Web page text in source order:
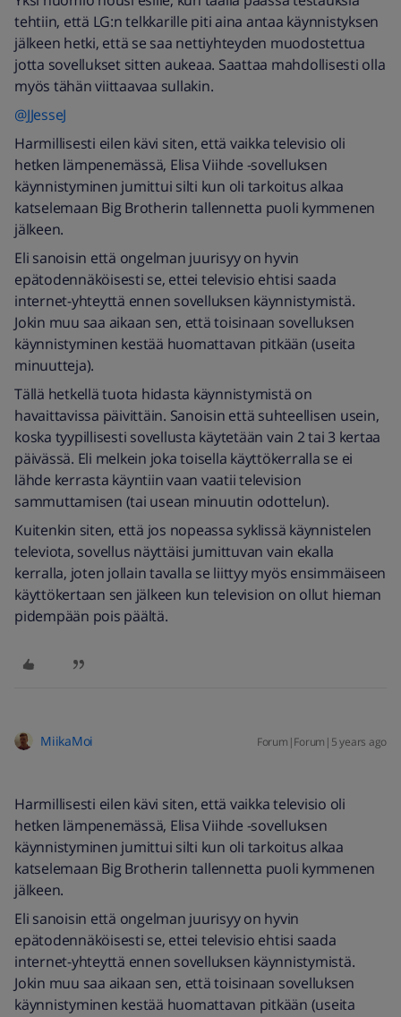
tehtiin, että LG:n telkkarille piti aina antaa käynnistyksen
jälkeen hetki, että se saa nettiyhteyden muodostettua
jotta sovellukset sitten aukeaa. Saattaa mahdollisesti olla
myös tähän viittaavaa sullakin.
@JJesseJ
Harmillisesti eilen kävi siten, että vaikka televisio oli
hetken lämpenemässä, Elisa Viihde -sovelluksen
käynnistyminen jumittui silti kun oli tarkoitus alkaa
katselemaan Big Brotherin tallennetta puoli kymmenen
jälkeen.
Eli sanoisin että ongelman juurisyy on hyvin
epätodennäköisesti se, ettei televisio ehtisi saada
internet-yhteyttä ennen sovelluksen käynnistymistä.
Jokin muu saa aikaan sen, että toisinaan sovelluksen
käynnistyminen kestää huomattavan pitkään (useita
minuutteja).
Tällä hetkellä tuota hidasta käynnistymistä on
havaittavissa päivittäin. Sanoisin että suhteellisen usein,
koska tyypillisesti sovellusta käytetään vain 2 tai 3 kertaa
päivässä. Eli melkein joka toisella käyttökerralla se ei
lähde kerrasta käyntiin vaan vaatii television
sammuttamisen (tai usean minuutin odottelun).
Kuitenkin siten, että jos nopeassa syklissä käynnistelen
televiota, sovellus näyttäisi jumittuvan vain ekalla
kerralla, joten jollain tavalla se liittyy myös ensimmäiseen
käyttökertaan sen jälkeen kun television on ollut hieman
pidempään pois päältä.
MiikaMoi Forum|Forum|5 years ago
Harmillisesti eilen kävi siten, että vaikka televisio oli
hetken lämpenemässä, Elisa Viihde -sovelluksen
käynnistyminen jumittui silti kun oli tarkoitus alkaa
katselemaan Big Brotherin tallennetta puoli kymmenen
jälkeen.
Eli sanoisin että ongelman juurisyy on hyvin
epätodennäköisesti se, ettei televisio ehtisi saada
internet-yhteyttä ennen sovelluksen käynnistymistä.
Jokin muu saa aikaan sen, että toisinaan sovelluksen
käynnistyminen kestää huomattavan pitkään (useita